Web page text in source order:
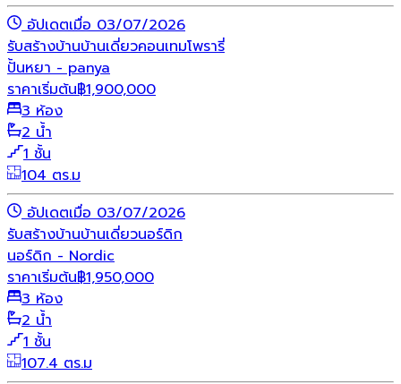
อัปเดตเมื่อ 03/07/2026
รับสร้างบ้านบ้านเดี่ยวคอนเทมโพรารี่
ปั้นหยา - panya
ราคาเริ่มต้น฿1,900,000
3 ห้อง
2 น้ำ
1 ชั้น
104 ตร.ม
อัปเดตเมื่อ 03/07/2026
รับสร้างบ้านบ้านเดี่ยวนอร์ดิก
นอร์ดิก - Nordic
ราคาเริ่มต้น฿1,950,000
3 ห้อง
2 น้ำ
1 ชั้น
107.4 ตร.ม